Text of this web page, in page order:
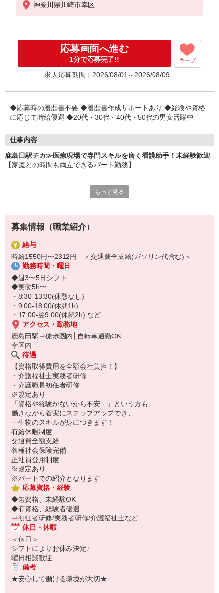
神奈川県川崎市幸区
応募画面へ進む
1分で応募完了!! キープ
求人応募期間：2026/08/01～2026/08/09
◆応募時の履歴書不要 ◆履歴書作成サポートあり ◆経験や資格
に応じて時給優遇 ◆20代・30代・40代・50代の男女活躍中
仕事内容
鹿島田駅チカ≫医療現場で専門スキルを磨く看護助手！未経験歓迎
【家庭との時間も両立できるパート勤務】
〜仕事内容〜
◆療養環境の提供： 病室の清掃やベッドメイクを通じた衛生管理
◆生活介助業務： 患者様の身体状況に合わせた介助全般
◆医療周辺業務： 医療器具のセッティング、滅菌・消毒処理
◆物品管理： 院内備品の在庫管理・発注、搬送業務
など
もっと見る
募集情報（職業紹介）
給与
時給1550円〜2312円 ＜交通費全支給(ガソリン代含む)＞
勤務時間・曜日
◆週3〜5日シフト
◆実働5h〜
・8:30-13:30(休憩なし)
・9:00-18:00(休憩1h)
・17:00-翌9:00(休憩2h) など
アクセス・勤務地
鹿島田駅⇒徒歩圏内│自転車通勤OK
幸区内
待遇
【資格取得費用を全額会社負担！】
・介護福祉士実務者研修
・介護職員初任者研修
※規定あり
「資格や経験がないから不安…」という方も、
働きながら着実にステップアップでき、
一生物のスキルが身につきます！
有給休暇制度
交通費全額支給
各種社会保険完備
正社員登用制度
※規定あり
※パートでの紹介となります
応募資格・経験
◆無資格、未経験OK
◆有資格、経験者優遇
⇒初任者研修/実務者研修/介護福祉士など
休日・休暇
＜休日＞
シフトによりお休み決定♪
曜日相談歓迎
備考
★安心して働ける環境が大切★